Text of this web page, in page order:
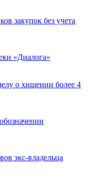
закупок без учета
«Диалога»
о хищении более 4
экс-владельца